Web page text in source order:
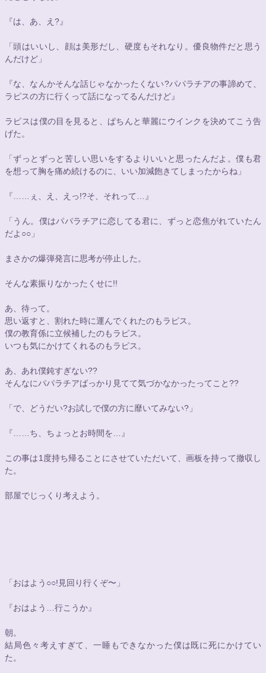
『は、あ、え?』
「頭はいいし、顔は美形だし、硬度もそれなり。優良物件だと思う
んだけど」
『な、なんかそんな話じゃなかったくない?パパラチアの事諦めて、
ラピスの方に行くって話になってるんだけど』
ラピスは僕の目を見ると、ぱちんと華麗にウインクを決めてこう告
げた。
「ずっとずっと苦しい思いをするよりいいと思ったんだよ。僕も君
を想って胸を痛め続けるのに、いい加減飽きてしまったからね」
『……ぇ、え、えっ!?そ、それって…』
「うん。僕はパパラチアに恋してる君に、ずっと恋焦がれていたん
だよ ○○ 」
まさかの爆弾発言に思考が停止した。
そんな素振りなかったくせに!!
あ、待って。
思い返すと、割れた時に運んでくれたのもラピス。
僕の教育係に立候補したのもラピス。
いつも気にかけてくれるのもラピス。
あ、あれ僕鈍すぎない??
そんなにパパラチアばっかり見てて気づかなかったってこと??
「で、どうだい?お試しで僕の方に靡いてみない?」
『……ち、ちょっとお時間を…』
この事は1度持ち帰ることにさせていただいて、画板を持って撤収し
た。
部屋でじっくり考えよう。
「おはよう ○○!見回り行くぞ〜」
『おはよう…行こうか』
朝。
結局色々考えすぎて、一睡もできなかった僕は既に死にかけてい
た。